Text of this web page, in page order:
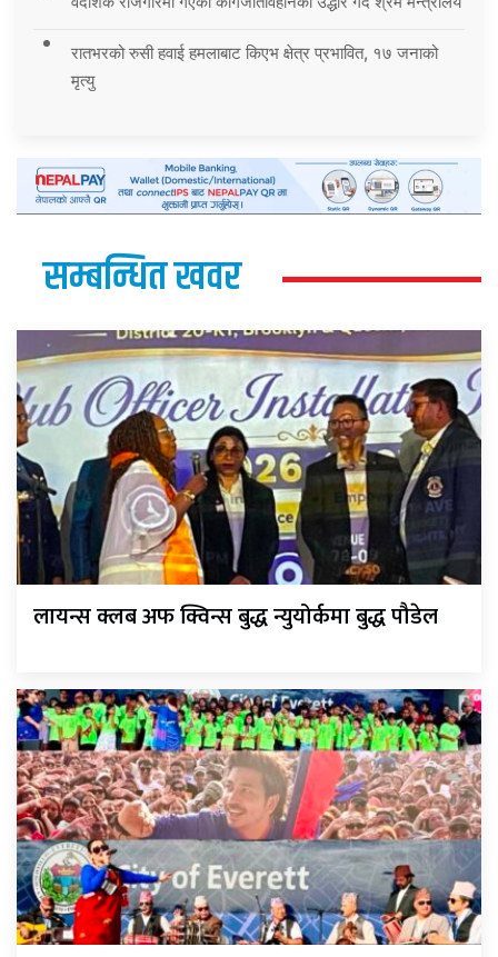
रातभरको रुसी हवाई हमलाबाट किएभ क्षेत्र प्रभावित, १७ जनाको
मृत्यु
सम्बन्धित खवर
लायन्स क्लब अफ क्विन्स बुद्ध न्युयोर्कमा बुद्ध पौडेल